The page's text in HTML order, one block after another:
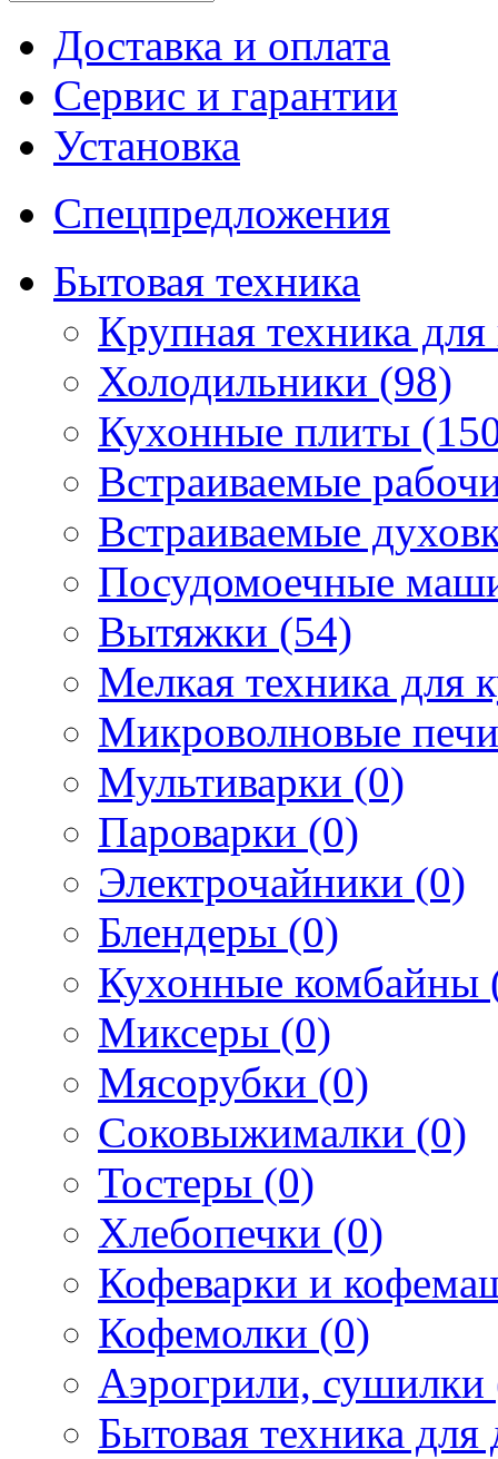
Доставка и оплата
Сервис и гарантии
Установка
Спецпредложения
Бытовая техника
Крупная техника
Холодильники (98)
Кухонные плиты
Встраиваемые
Встраиваемые
Посудомоечные
Вытяжки (54)
Мелкая техника для
Микроволновые
Мультиварки (0)
Пароварки (0)
Электрочайники (0)
Блендеры (0)
Кухонные комбайны
Миксеры (0)
Мясорубки (0)
Соковыжималки (0)
Тостеры (0)
Хлебопечки (0)
Кофеварки и
Кофемолки (0)
Аэрогрили, сушилки
Бытовая техника